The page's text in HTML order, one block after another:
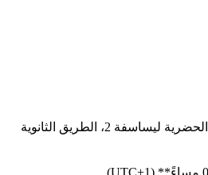
المنطقة الصناعية بالجماعة الحضرية ليساسفة 2، الطريق الثانوية